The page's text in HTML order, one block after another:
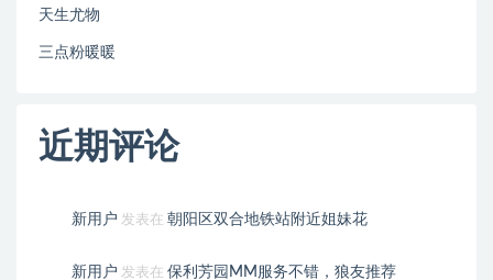
天生尤物
三点粉暖暖
近期评论
新用户 发表在 朝阳区双合地铁站附近姐妹花
新用户 发表在 保利芳园MM服务不错，狼友推荐